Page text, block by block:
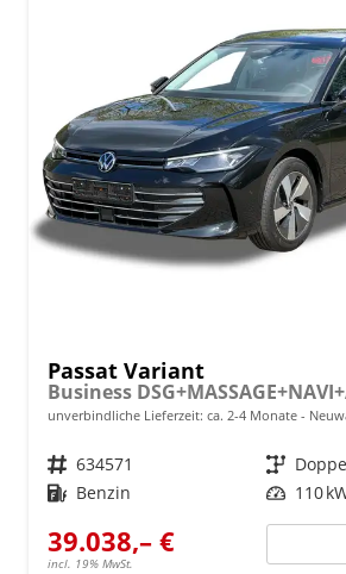
Passat Variant
unverbindliche Lieferzeit: ca. 2-4 Monate
Fahrzeugnr. 634571 Getriebe
Kraftstoff Benzin Leistung 110
39.038,– €
incl. 19% MwSt.